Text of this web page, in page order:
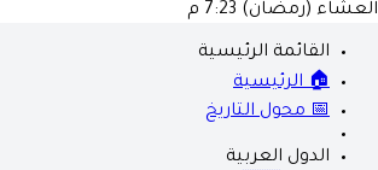
العشاء (رمضان) 7:23 م
القائمة الرئيسية
🏠 الرئيسية
📅 محول التاريخ
الدول العربية